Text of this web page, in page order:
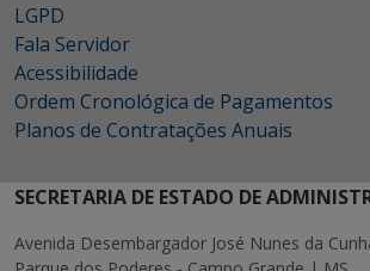
LGPD
Fala Servidor
Acessibilidade
Ordem Cronológica de Pagamentos
Planos de Contratações Anuais
SECRETARIA DE ESTADO DE
Avenida Desembargador José Nunes da